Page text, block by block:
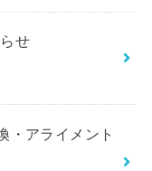
せ
・アライメント